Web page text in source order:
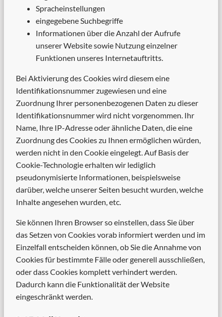
Spracheinstellungen
eingegebene Suchbegriffe
Informationen über die Anzahl der Aufrufe
unserer Website sowie Nutzung einzelner
Funktionen unseres Internetauftritts.
Bei Aktivierung des Cookies wird diesem eine
Identifikationsnummer zugewiesen und eine
Zuordnung Ihrer personenbezogenen Daten zu dieser
Identifikationsnummer wird nicht vorgenommen. Ihr
Name, Ihre IP-Adresse oder ähnliche Daten, die eine
Zuordnung des Cookies zu Ihnen ermöglichen würden,
werden nicht in den Cookie eingelegt. Auf Basis der
Cookie-Technologie erhalten wir lediglich
pseudonymisierte Informationen, beispielsweise
darüber, welche unserer Seiten besucht wurden, welche
Inhalte angesehen wurden, etc.
Sie können Ihren Browser so einstellen, dass Sie über
das Setzen von Cookies vorab informiert werden und im
Einzelfall entscheiden können, ob Sie die Annahme von
Cookies für bestimmte Fälle oder generell ausschließen,
oder dass Cookies komplett verhindert werden.
Dadurch kann die Funktionalität der Website
eingeschränkt werden.